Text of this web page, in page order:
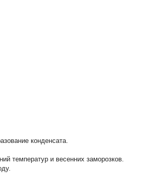
конденсата.
температур и весенних заморозков.